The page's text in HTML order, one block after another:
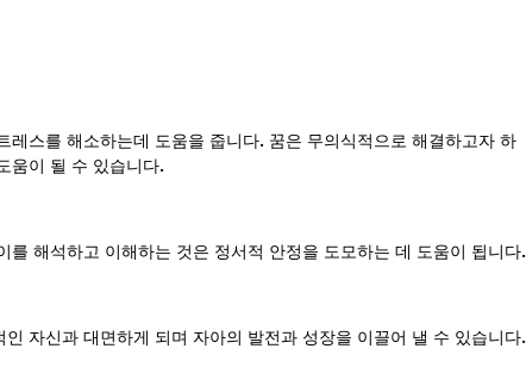
레스를 해소하는데 도움을 줍니다. 꿈은 무의식적으로 해결하고자 하
움이 될 수 있습니다.
를 해석하고 이해하는 것은 정서적 안정을 도모하는 데 도움이 됩니다.
자신과 대면하게 되며 자아의 발전과 성장을 이끌어 낼 수 있습니다.